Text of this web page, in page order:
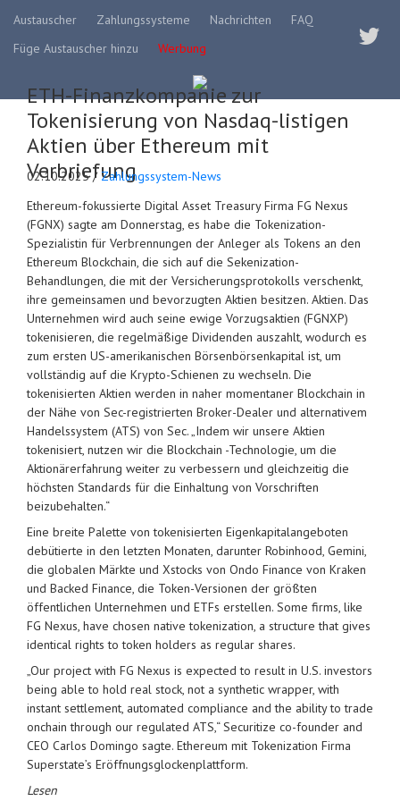
Austauscher Zahlungssysteme Nachrichten
FAQ
Füge Austauscher hinzu
Werbung
ETH-Finanzkompanie zur
Tokenisierung von Nasdaq-listigen
Aktien über Ethereum mit
Verbriefung
02.10.2025 / Zahlungssystem-News
Ethereum-fokussierte Digital Asset Treasury Firma FG Nexus
(FGNX) sagte am Donnerstag, es habe die Tokenization-
Spezialistin für Verbrennungen der Anleger als Tokens an den
Ethereum Blockchain, die sich auf die Sekenization-
Behandlungen, die mit der Versicherungsprotokolls verschenkt,
ihre gemeinsamen und bevorzugten Aktien besitzen. Aktien. Das
Unternehmen wird auch seine ewige Vorzugsaktien (FGNXP)
tokenisieren, die regelmäßige Dividenden auszahlt, wodurch es
zum ersten US-amerikanischen Börsenbörsenkapital ist, um
vollständig auf die Krypto-Schienen zu wechseln. Die
tokenisierten Aktien werden in naher momentaner Blockchain in
der Nähe von Sec-registrierten Broker-Dealer und alternativem
Handelssystem (ATS) von Sec. „Indem wir unsere Aktien
tokenisiert, nutzen wir die Blockchain -Technologie, um die
Aktionärerfahrung weiter zu verbessern und gleichzeitig die
höchsten Standards für die Einhaltung von Vorschriften
beizubehalten.“
Eine breite Palette von tokenisierten Eigenkapitalangeboten
debütierte in den letzten Monaten, darunter Robinhood, Gemini,
die globalen Märkte und Xstocks von Ondo Finance von Kraken
und Backed Finance, die Token-Versionen der größten
öffentlichen Unternehmen und ETFs erstellen. Some firms, like
FG Nexus, have chosen native tokenization, a structure that gives
identical rights to token holders as regular shares.
„Our project with FG Nexus is expected to result in U.S. investors
being able to hold real stock, not a synthetic wrapper, with
instant settlement, automated compliance and the ability to trade
onchain through our regulated ATS,“ Securitize co-founder and
CEO Carlos Domingo sagte. Ethereum mit Tokenization Firma
Superstate’s Eröffnungsglockenplattform.
Lesen